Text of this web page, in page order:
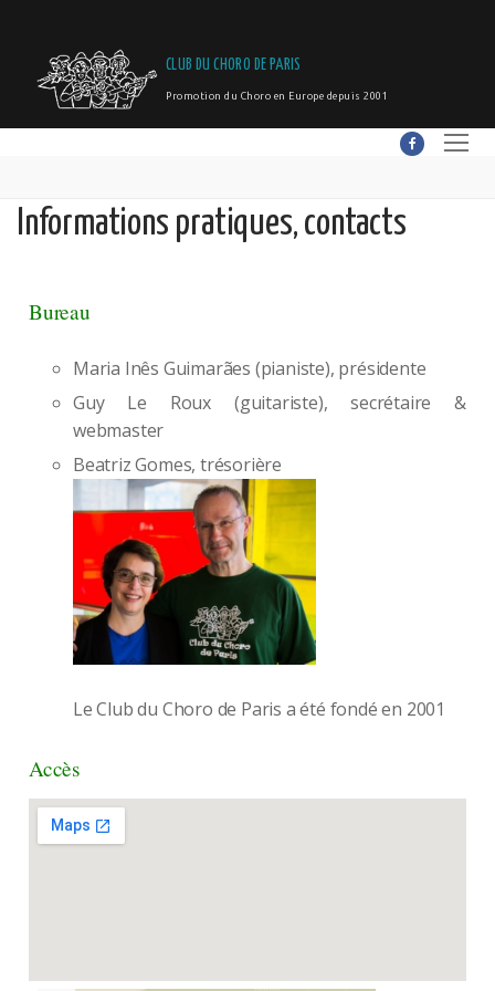
CLUB DU CHORO DE PARIS
Promotion du Choro en Europe depuis 2001
Informations pratiques, contacts
Bureau
Maria Inês Guimarães (pianiste), présidente
Guy Le Roux (guitariste), secrétaire &
webmaster
Beatriz Gomes, trésorière
Le Club du Choro de Paris a été fondé en 2001
Accès